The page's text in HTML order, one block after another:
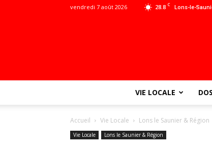
28.8 C Lons-le-
vendredi 7 août 2026
VIE LOCALE
Accueil Vie Locale Lons le Saunier & Région
Vie Locale Lons le Saunier & Région